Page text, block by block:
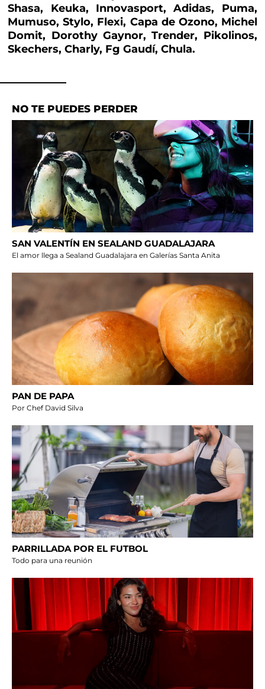
Shasa, Keuka, Innovasport, Adidas, Puma,
Mumuso, Stylo, Flexi, Capa de Ozono, Michel
Domit, Dorothy Gaynor, Trender, Pikolinos,
Skechers, Charly, Fg Gaudí, Chula.
NO TE PUEDES PERDER
SAN VALENTÍN EN SEALAND GUADALAJARA
El amor llega a Sealand Guadalajara en Galerías Santa Anita
PAN DE PAPA
Por Chef David Silva
PARRILLADA POR EL FUTBOL
Todo para una reunión